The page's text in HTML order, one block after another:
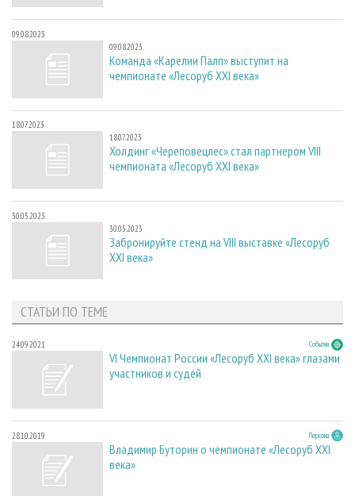
09.08.2023
09.08.2023
Команда «Карелии Палп» выступит на
чемпионате «Лесоруб XXI века»
18.07.2023
18.07.2023
Холдинг «Череповецлес» стал партнером VIII
чемпионата «Лесоруб XXI века»
30.05.2023
30.05.2023
Забронируйте стенд на VIII выставке «Лесоруб
XXI века»
СТАТЬИ ПО ТЕМЕ
24.09.2021 События
VI Чемпионат России «Лесоруб XXI века» глазами
участников и судей
28.10.2019 Персона
Владимир Буторин о чемпионате «Лесоруб XXI
века»